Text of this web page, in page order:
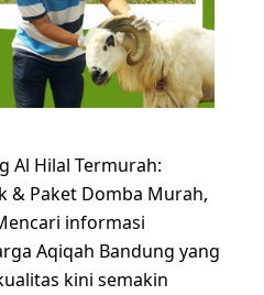
Al Hilal Termurah:
& Paket Domba Murah,
informasi
Aqiqah Bandung yang
kini semakin